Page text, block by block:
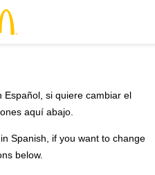
Español, si quiere cambiar el
aquí abajo.
Spanish, if you want to change
below.